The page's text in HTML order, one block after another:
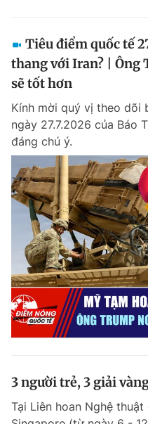
Tiêu điểm quốc tế
thang với Iran? | Ông
sẽ tốt hơn
Kính mời quý vị theo dõi
ngày 27.7.2026 của Báo
đáng chú ý.
3 người trẻ, 3 giải
Tại Liên hoan Nghệ